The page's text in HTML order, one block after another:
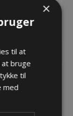
×
til at
bruge
til
med